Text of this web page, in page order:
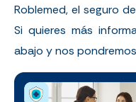
Roblemed, el seguro
Si quieres más
abajo y nos